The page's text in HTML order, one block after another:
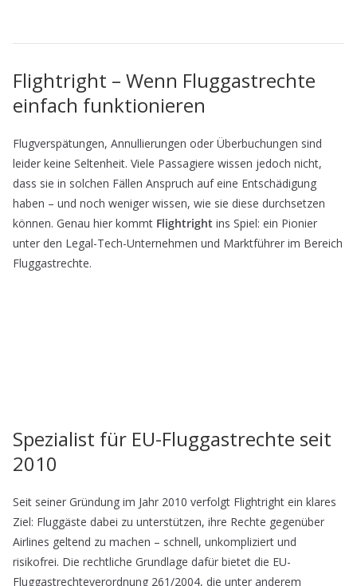
Flightright – Wenn Fluggastrechte
einfach funktionieren
Flugverspätungen, Annullierungen oder Überbuchungen sind
leider keine Seltenheit. Viele Passagiere wissen jedoch nicht,
dass sie in solchen Fällen Anspruch auf eine Entschädigung
haben – und noch weniger wissen, wie sie diese durchsetzen
können. Genau hier kommt Flightright ins Spiel: ein Pionier
unter den Legal-Tech-Unternehmen und Marktführer im Bereich
Fluggastrechte.
Spezialist für EU-Fluggastrechte seit
2010
Seit seiner Gründung im Jahr 2010 verfolgt Flightright ein klares
Ziel: Fluggäste dabei zu unterstützen, ihre Rechte gegenüber
Airlines geltend zu machen – schnell, unkompliziert und
risikofrei. Die rechtliche Grundlage dafür bietet die EU-
Fluggastrechteverordnung 261/2004, die unter anderem